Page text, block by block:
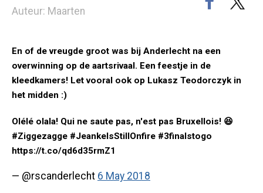
Auteur: Maarten
En of de vreugde groot was bij Anderlecht na een
overwinning op de aartsrivaal. Een feestje in de
kleedkamers! Let vooral ook op Lukasz Teodorczyk in
het midden :)
Olélé olala! Qui ne saute pas, n'est pas Bruxellois! 😆
#Ziggezagge #JeankeIsStillOnfire #3finalstogo
https://t.co/qd6d35rmZ1
— @rscanderlecht 6 May 2018